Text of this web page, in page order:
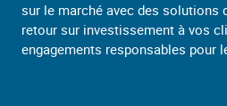
sur le marché avec des solutions
retour sur investissement à vos
engagements responsables pour